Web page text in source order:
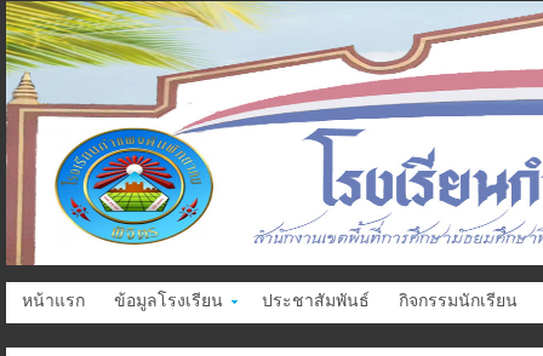
หน้าแรก ข้อมูลโรงเรียน ประชาสัมพันธ์ กิจกรรมนักเรียน